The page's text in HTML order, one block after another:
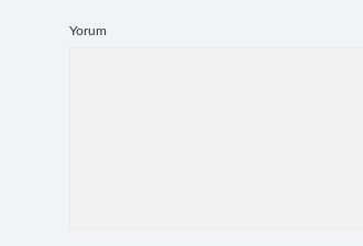
Yorum